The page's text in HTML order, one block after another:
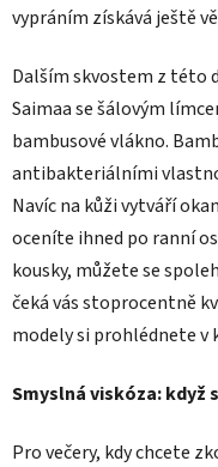
vypráním získává ještě
Dalším skvostem z této
Saimaa se šálovým
bambusové vlákno.
antibakteriálními
Navíc na kůži vytváří
oceníte ihned po ranní
kousky, můžete se
čeká vás stoprocentně
modely si prohlédnete v
Smyslná viskóza:
Pro večery, kdy chcete